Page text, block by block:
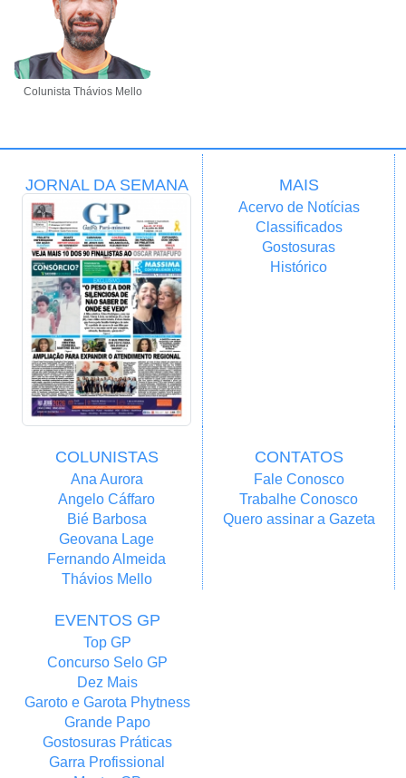
Colunista Thávios Mello
JORNAL DA SEMANA MAIS
Acervo de Notícias
Classificados
Gostosuras
Histórico
COLUNISTAS
Ana Aurora
Angelo Cáffaro
Bié Barbosa
Geovana Lage
Fernando Almeida
Thávios Mello
CONTATOS
Fale Conosco
Trabalhe Conosco
Quero assinar a Gazeta
EVENTOS GP
Top GP
Concurso Selo GP
Dez Mais
Garoto e Garota Phytness
Grande Papo
Gostosuras Práticas
Garra Profissional